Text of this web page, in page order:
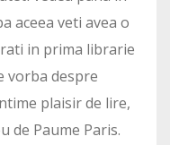
aceea veti avea o
in prima librarie
vorba despre
plaisir de lire,
de Paume Paris.